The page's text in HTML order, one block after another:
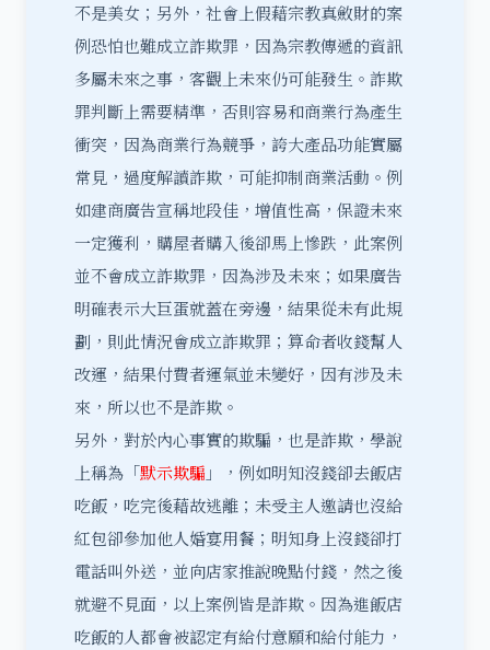
不是美女；另外，社會上假藉宗教真斂財的案
例恐怕也難成立詐欺罪，因為宗教傳遞的資訊
多屬未來之事，客觀上未來仍可能發生。詐欺
罪判斷上需要精準，否則容易和商業行為產生
衝突，因為商業行為競爭，誇大產品功能實屬
常見，過度解讀詐欺，可能抑制商業活動。例
如建商廣告宣稱地段佳，增值性高，保證未來
一定獲利，購屋者購入後卻馬上慘跌，此案例
並不會成立詐欺罪，因為涉及未來；如果廣告
明確表示大巨蛋就蓋在旁邊，結果從未有此規
劃，則此情況會成立詐欺罪；算命者收錢幫人
改運，結果付費者運氣並未變好，因有涉及未
來，所以也不是詐欺。
另外，對於內心事實的欺騙，也是詐欺，學說
上稱為「默示欺騙 」，例如明知沒錢卻去飯店
吃飯，吃完後藉故逃離；未受主人邀請也沒給
紅包卻參加他人婚宴用餐；明知身上沒錢卻打
電話叫外送，並向店家推說晚點付錢，然之後
就避不見面，以上案例皆是詐欺。因為進飯店
吃飯的人都會被認定有給付意願和給付能力，